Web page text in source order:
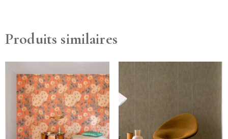
Produits similaires
plusieurs
variations.
peuvent